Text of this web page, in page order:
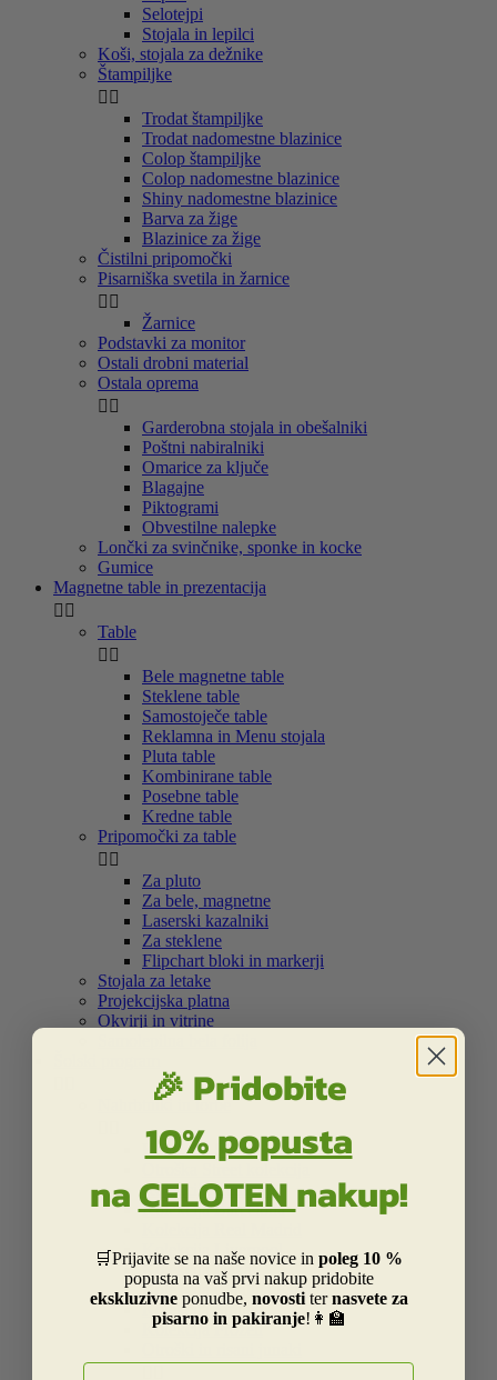
Selotejpi
Stojala in lepilci
Koši, stojala za dežnike
Štampiljke
 
Trodat štampiljke
Trodat nadomestne blazinice
Colop štampiljke
Colop nadomestne blazinice
Shiny nadomestne blazinice
Barva za žige
Blazinice za žige
Čistilni pripomočki
Pisarniška svetila in žarnice
 
Žarnice
Podstavki za monitor
Ostali drobni material
Ostala oprema
 
Garderobna stojala in obešalniki
Poštni nabiralniki
Omarice za ključe
Blagajne
Piktogrami
Obvestilne nalepke
Lončki za svinčnike, sponke in kocke
Gumice
Magnetne table in prezentacija
 
Table
 
Bele magnetne table
Steklene table
Samostoječe table
Reklamna in Menu stojala
Pluta table
Kombinirane table
Posebne table
Kredne table
Pripomočki za table
 
Za pluto
Za bele, magnetne
Laserski kazalniki
Za steklene
Flipchart bloki in markerji
Stojala za letake
Projekcijska platna
Okvirji in vitrine
Nahrbtniki in torbe
Kolekcija Street
Kolekcija Centrum
Kolekcija Barcelona
Kolekcija Liverpool
Kolekcija Dakar
Kolekcija Catalina Estrada
Kolekcija Smiley
Kolekcija Frozen
🎉 Pridobite
10% popusta
naCELOTENnakup!
🛒Prijavite se na naše novice in poleg 10 %
popusta na vaš prvi nakup pridobite
ekskluzivneponudbe, novosti ternasvete za
pisarno in pakiranje!👩‍🏫
E-naslov